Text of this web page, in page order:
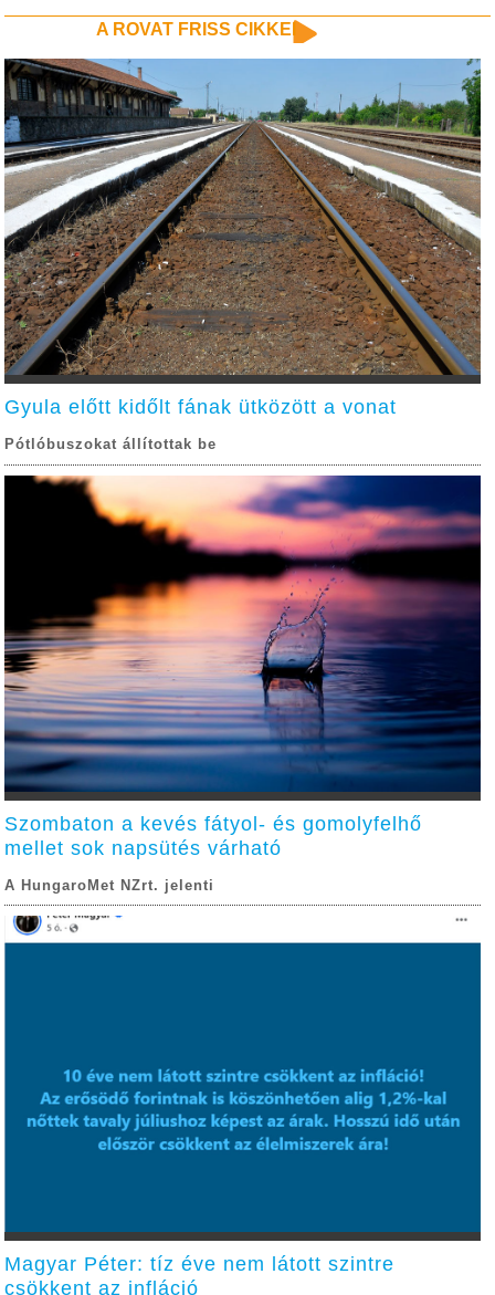
A ROVAT FRISS CIKKEI
Gyula előtt kidőlt fának ütközött a vonat
Pótlóbuszokat állítottak be
Szombaton a kevés fátyol- és gomolyfelhő
mellet sok napsütés várható
A HungaroMet NZrt. jelenti
Magyar Péter: tíz éve nem látott szintre
csökkent az infláció